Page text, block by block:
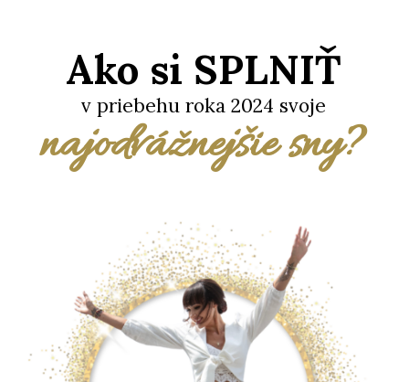
Ako si SPLNIŤ
v priebehu roka 2024 svoje
najodvážnejšie sny?